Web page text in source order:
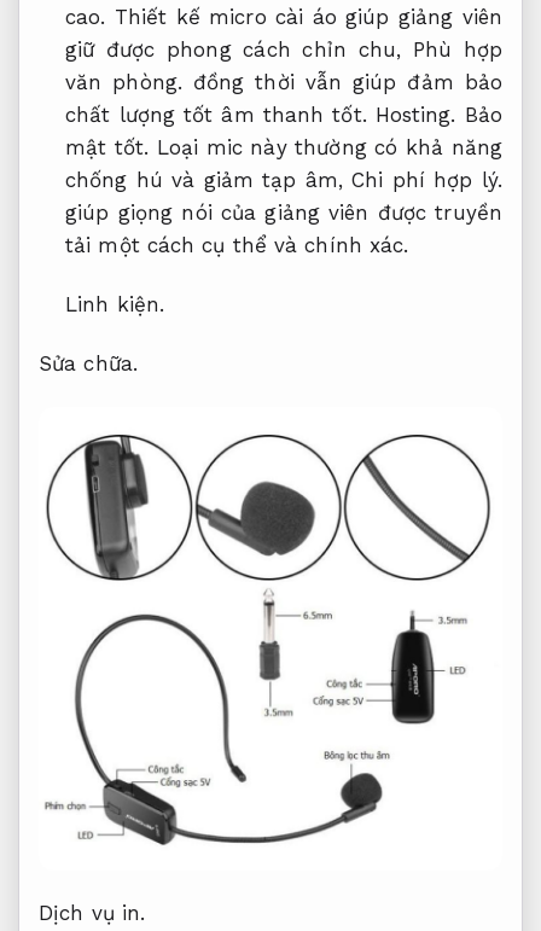
cao. Thiết kế micro cài áo giúp giảng viên
giữ được phong cách chỉn chu, Phù hợp
văn phòng. đồng thời vẫn giúp đảm bảo
chất lượng tốt âm thanh tốt. Hosting. Bảo
mật tốt. Loại mic này thường có khả năng
chống hú và giảm tạp âm,Chi phí hợp lý.
giúp giọng nói của giảng viên được truyền
tải một cách cụ thể và chính xác.
Linh kiện.
Sửa chữa.
Dịch vụ in.